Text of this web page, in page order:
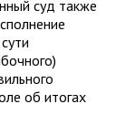
суд также
об итогах